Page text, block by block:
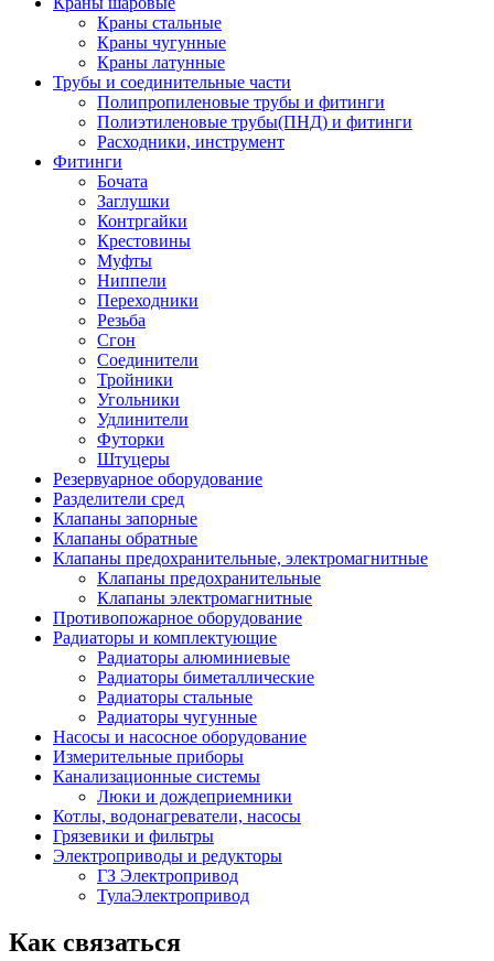
Краны стальные
Краны чугунные
Краны латунные
Трубы и соединительные части
Полипропиленовые трубы и фитинги
Полиэтиленовые трубы(ПНД) и фитинги
Расходники, инструмент
Фитинги
Бочата
Заглушки
Контргайки
Крестовины
Муфты
Ниппели
Переходники
Резьба
Сгон
Соединители
Тройники
Угольники
Удлинители
Футорки
Штуцеры
Резервуарное оборудование
Разделители сред
Клапаны запорные
Клапаны обратные
Клапаны предохранительные, электромагнитные
Клапаны предохранительные
Клапаны электромагнитные
Противопожарное оборудование
Радиаторы и комплектующие
Радиаторы алюминиевые
Радиаторы биметаллические
Радиаторы стальные
Радиаторы чугунные
Насосы и насосное оборудование
Измерительные приборы
Канализационные системы
Люки и дождеприемники
Котлы, водонагреватели, насосы
Грязевики и фильтры
Электроприводы и редукторы
ГЗ Электропривод
ТулаЭлектропривод
Как связаться